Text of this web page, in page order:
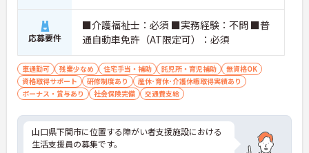
応募要件
■介護福祉士：必須 ■実務経験：不問 ■普
通自動車免許（AT限定可）：必須
車通勤可 残業少なめ 住宅手当・補助 託児所・育児補助
無資格OK
資格取得サポート
研修制度あり
産休･育休･介護休暇取得実績あり
ボーナス・賞与あり
社会保険完備 交通費支給
山口県下関市に位置する障がい者支援施設における
生活支援員の募集です。